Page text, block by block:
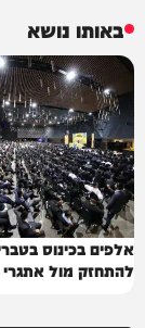
באותו נושא
אלפים בכינוס
להתחזק מול אתגרי